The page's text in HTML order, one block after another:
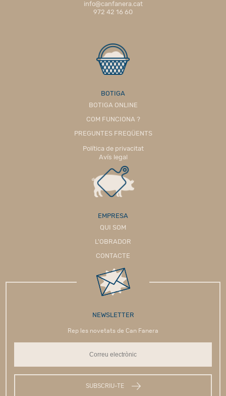
info@canfanera.cat
972 42 16 60
BOTIGA
BOTIGA ONLINE
COM FUNCIONA ?
PREGUNTES FREQÜENTS
Política de privacitat
Avís legal
EMPRESA
QUI SOM
L'OBRADOR
CONTACTE
NEWSLETTER
Rep les novetats de Can Fanera
SUBSCRIU-TE